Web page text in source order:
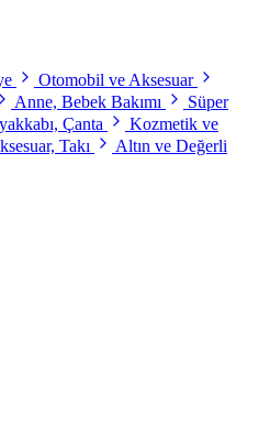
Otomobil ve Aksesuar
Anne, Bebek Bakımı
Süper
Çanta
Kozmetik ve
Takı
Altın ve Değerli